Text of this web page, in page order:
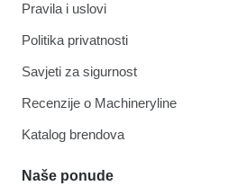
Pravila i uslovi
Politika privatnosti
Savjeti za sigurnost
Recenzije o Machineryline
Katalog brendova
Naše ponude